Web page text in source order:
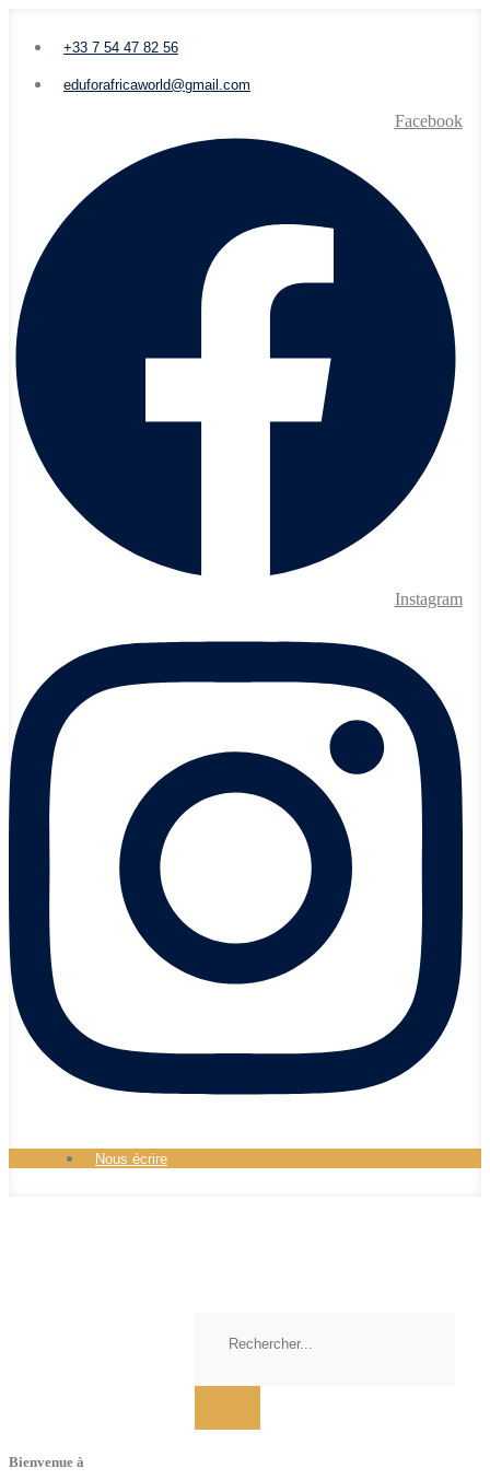
+33 7 54 47 82 56
eduforafricaworld@gmail.com
Facebook
Instagram
Nous écrire
Bienvenue à